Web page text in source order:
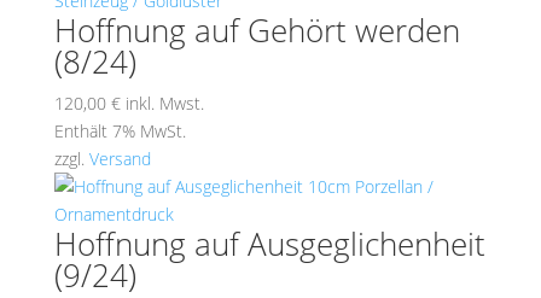
Hoffnung auf Gehört werden
(8/24)
120,00 € inkl. Mwst.
Enthält 7% MwSt.
zzgl. Versand
Hoffnung auf Ausgeglichenheit
(9/24)